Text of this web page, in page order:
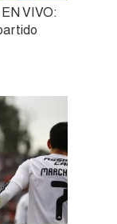
VIVO: